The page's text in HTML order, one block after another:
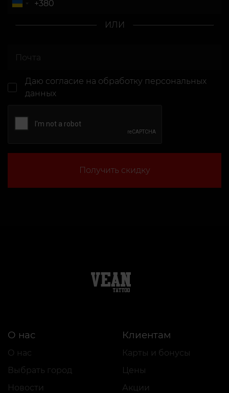
ИЛИ
Даю согласие на обработку персональных
данных
Получить скидку
О нас
О нас
Выбрать город
Новости
Клиентам
Карты и бонусы
Цены
Акции